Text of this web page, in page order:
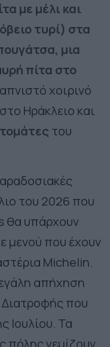
με μέλι και
τυρί) στα
μια
πίτα στο
χοιρινό
Ηράκλειο και
του
του 2026 που
θα υπάρχουν
μενού που έχουν
Michelin.
απήχηση
που
Ιουλίου. Τα